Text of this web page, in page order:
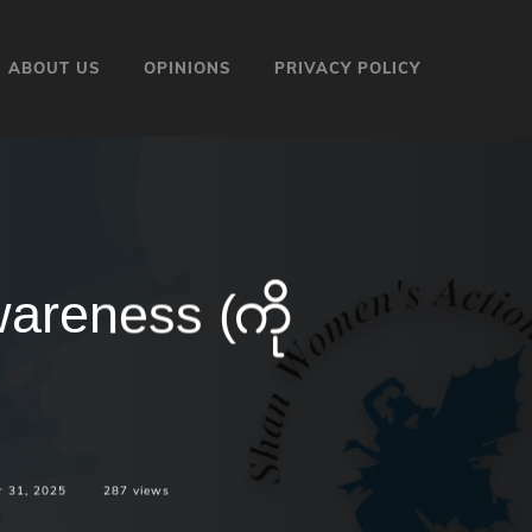
ABOUT US OPINIONS PRIVACY POLICY
(ကို
31, 2025 287 views